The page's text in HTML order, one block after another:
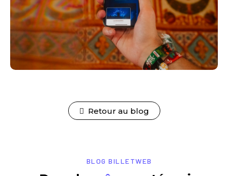
Retour au blog
BLOG BILLETWEB